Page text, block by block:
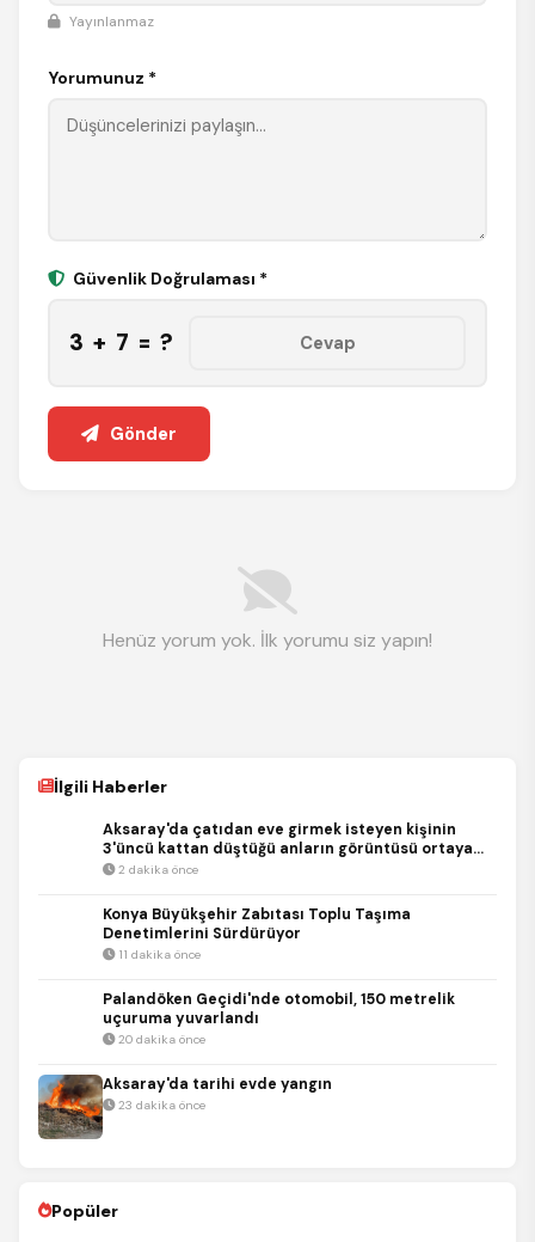
Yayınlanmaz
Yorumunuz *
Güvenlik Doğrulaması *
3 + 7 = ?
Gönder
Henüz yorum yok. İlk yorumu siz yapın!
İlgili Haberler
Aksaray'da çatıdan eve girmek isteyen kişinin
3'üncü kattan düştüğü anların görüntüsü ortaya
çıktı
2 dakika önce
Konya Büyükşehir Zabıtası Toplu Taşıma
Denetimlerini Sürdürüyor
11 dakika önce
Palandöken Geçidi'nde otomobil, 150 metrelik
uçuruma yuvarlandı
20 dakika önce
Aksaray'da tarihi evde yangın
23 dakika önce
Popüler